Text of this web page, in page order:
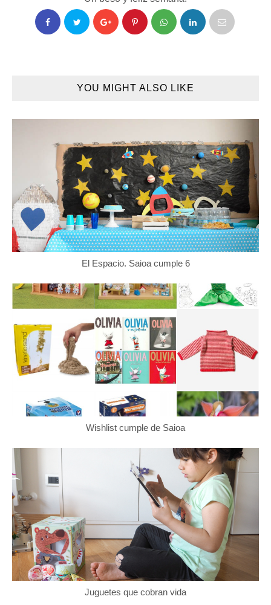
YOU MIGHT ALSO LIKE
El Espacio. Saioa cumple 6
Wishlist cumple de Saioa
Juguetes que cobran vida